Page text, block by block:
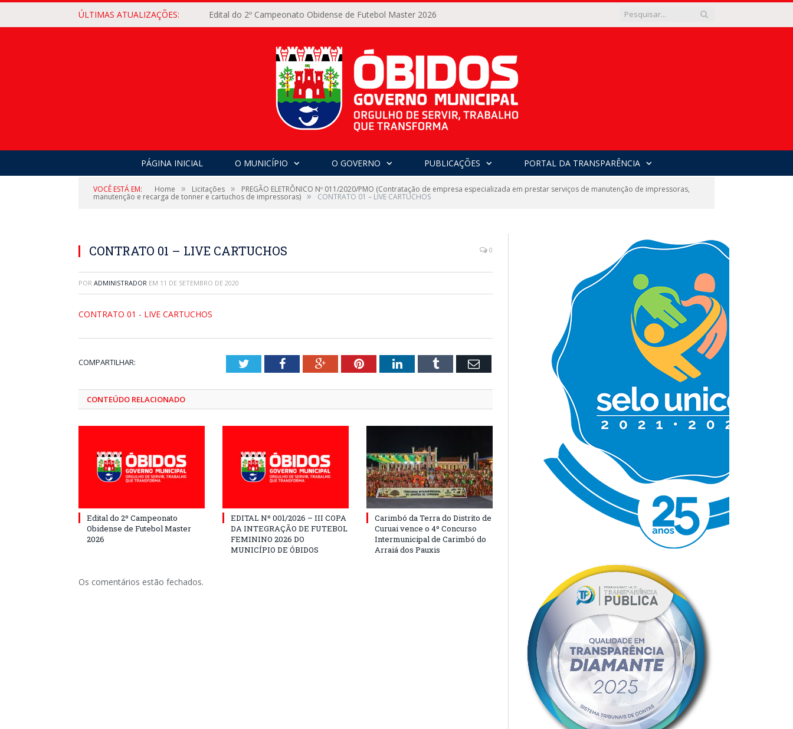
ÚLTIMAS ATUALIZAÇÕES: Edital do 2º Campeonato Obidense de Futebol Master 2026
PÁGINA INICIAL O MUNICÍPIO O GOVERNO PUBLICAÇÕES PORTAL DA TRANSPARÊNCIA
VOCÊ ESTÁ EM: Home » Licitações » PREGÃO ELETRÔNICO Nº 011/2020/PMO (Contratação de empresa especializada em prestar serviços de manutenção de impressoras,
manutenção e recarga de tonner e cartuchos de impressoras) » CONTRATO 01 – LIVE CARTUCHOS
CONTRATO 01 – LIVE CARTUCHOS 0
POR ADMINISTRADOR EM 11 DE SETEMBRO DE 2020
CONTRATO 01 - LIVE CARTUCHOS
COMPARTILHAR: TwitterFacebookGoogle+PinterestLinkedInTumblr Email
CONTEÚDO RELACIONADO
Edital do 2º Campeonato
Obidense de Futebol Master
2026
EDITAL Nº 001/2026 – III COPA
DA INTEGRAÇÃO DE FUTEBOL
FEMININO 2026 DO
MUNICÍPIO DE ÓBIDOS
Carimbó da Terra do Distrito de
Curuai vence o 4º Concurso
Intermunicipal de Carimbó do
Arraiá dos Pauxis
Os comentários estão fechados.